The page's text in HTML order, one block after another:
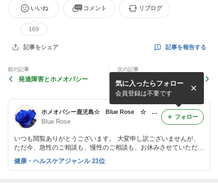
いいね
169
コメント リブログ
記事をシェア 記事を報告する
前の記事
発達障害とホメオパシー
次の記事
こんなレメディありますか？
「帯状疱疹」（水痘ヘルペ
ス）
ホメオパシー鹿児島☆ Blue Rose ☆ Homeopathy in Kagoshima ☆
Blue Rose
いつも閲覧ありがとうございます。 大変申し訳ございませんが、
ただ今、急性のご相談も、慢性のご相談も、お休みさせていただい
ております。 ご相談をご希望の方は、お休みに伴うお知らせ の
記事をご覧ください。
気に入ったらフォロー
会員登録は不要です
フォロー
健康・ヘルスケアジャンル 21位